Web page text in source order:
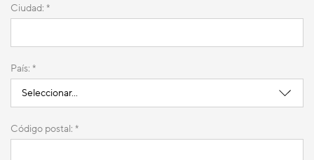
Ciudad: *
País: *
Código postal: *